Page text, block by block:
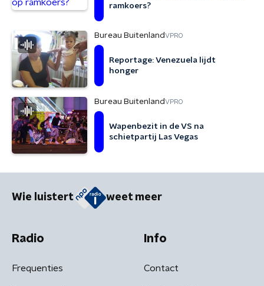
ramkoers?
Bureau BuitenlandVPRO
Reportage: Venezuela lijdt
honger
Bureau BuitenlandVPRO
Wapenbezit in de VS na
schietpartij Las Vegas
Wie luistert weet meer
Radio
Frequenties
Info
Contact